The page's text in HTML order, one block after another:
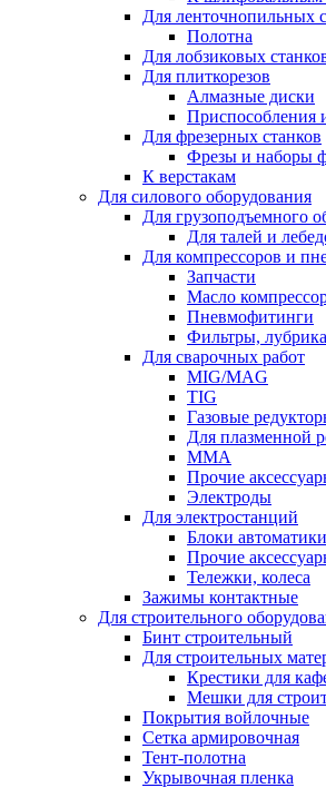
Для ленточнопильных
Полотна
Для лобзиковых
Для плиткорезов
Алмазные диски
Приспособления
Для фрезерных станков
Фрезы и наборы
К верстакам
Для силового оборудования
Для грузоподъемного
Для талей и
Для компрессоров и
Запчасти
Масло
Пневмофитинги
Фильтры,
Для сварочных работ
MIG/MAG
TIG
Газовые
Для плазменной
ММА
Прочие
Электроды
Для электростанций
Блоки автоматики
Прочие
Тележки, колеса
Зажимы контактные
Для строительного
Бинт строительный
Для строительных
Крестики для
Мешки для
Покрытия войлочные
Сетка армировочная
Тент-полотна
Укрывочная пленка